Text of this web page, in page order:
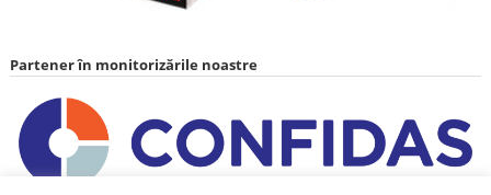
Partener în monitorizările noastre